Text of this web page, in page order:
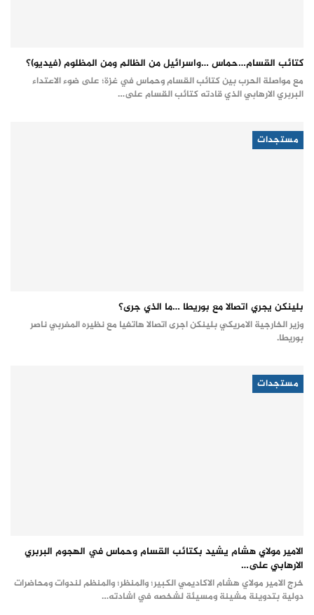
كتائب القسام…حماس …واسرائيل من الظالم ومن المظلوم (فيديو)؟
مع مواصلة الحرب بين كتائب القسام وحماس في غزة؛ على ضوء الاعتداء
البربري الارهابي الذي قادته كتائب القسام على…
مستجدات
بلينكن يجري اتصالا مع بوريطا …ما الذي جرى؟
وزير الخارجية الامريكي بلينكن اجرى اتصالا هاتفيا مع نظيره المغربي ناصر
بوريطا.
مستجدات
الامير مولاي هشام يشيد بكتائب القسام وحماس في الهجوم البربري
الارهابي على…
خرج الامير مولاي هشام الاكاديمي الكبير؛ والمنظر؛ والمنظم لندوات ومحاضرات
دولية بتدوينة مشينة ومسيئة لشخصه في اشادته…